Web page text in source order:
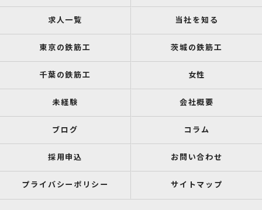
求人一覧 当社を知る
東京の鉄筋工 茨城の鉄筋工
千葉の鉄筋工 女性
未経験 会社概要
ブログ コラム
採用申込 お問い合わせ
プライバシーポリシー サイトマップ